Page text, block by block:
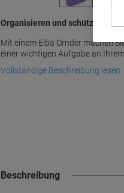
Organisieren und schützen Sie
Mit einem Elba Ornder machen
einer wichtigen Aufgabe an
Vollständige Beschreibung lesen
Beschreibung